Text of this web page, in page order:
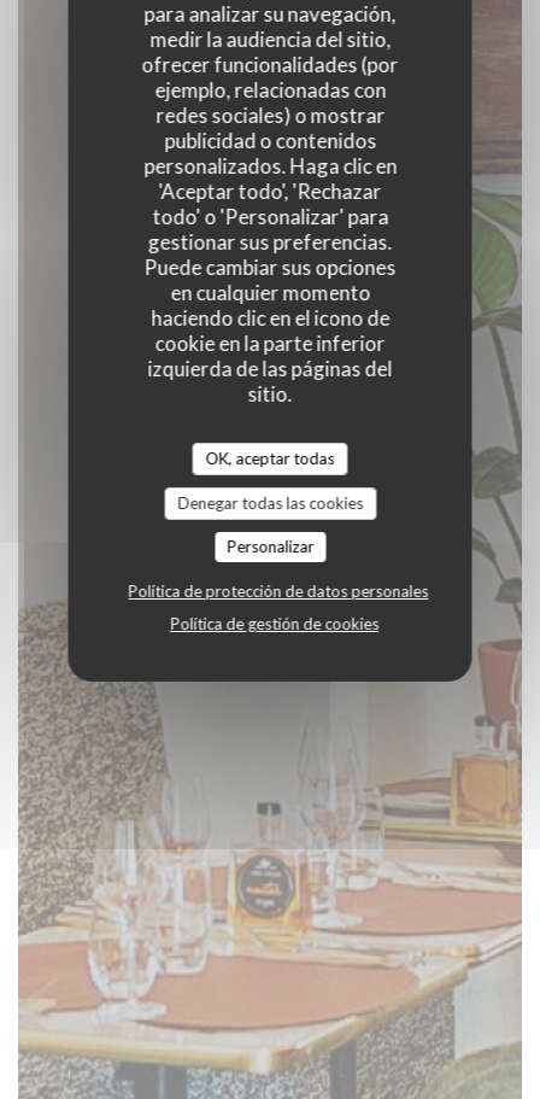
para analizar su navegación,
medir la audiencia del sitio,
ofrecer funcionalidades (por
ejemplo, relacionadas con
redes sociales) o mostrar
publicidad o contenidos
personalizados. Haga clic en
'Aceptar todo', 'Rechazar
todo' o 'Personalizar' para
gestionar sus preferencias.
Puede cambiar sus opciones
en cualquier momento
haciendo clic en el icono de
cookie en la parte inferior
izquierda de las páginas del
sitio.
OK, aceptar todas
Denegar todas las cookies
Personalizar
Política de protección de datos personales
Política de gestión de cookies
Girafe
PUB |AIX-EN-PROVENCE